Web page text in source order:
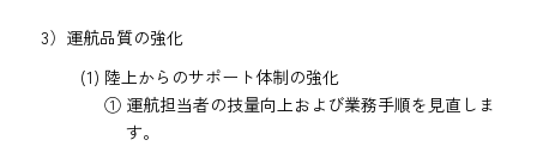
3）運航品質の強化
(1) 陸上からのサポート体制の強化
① 運航担当者の技量向上および業務手順を見直しま
す。